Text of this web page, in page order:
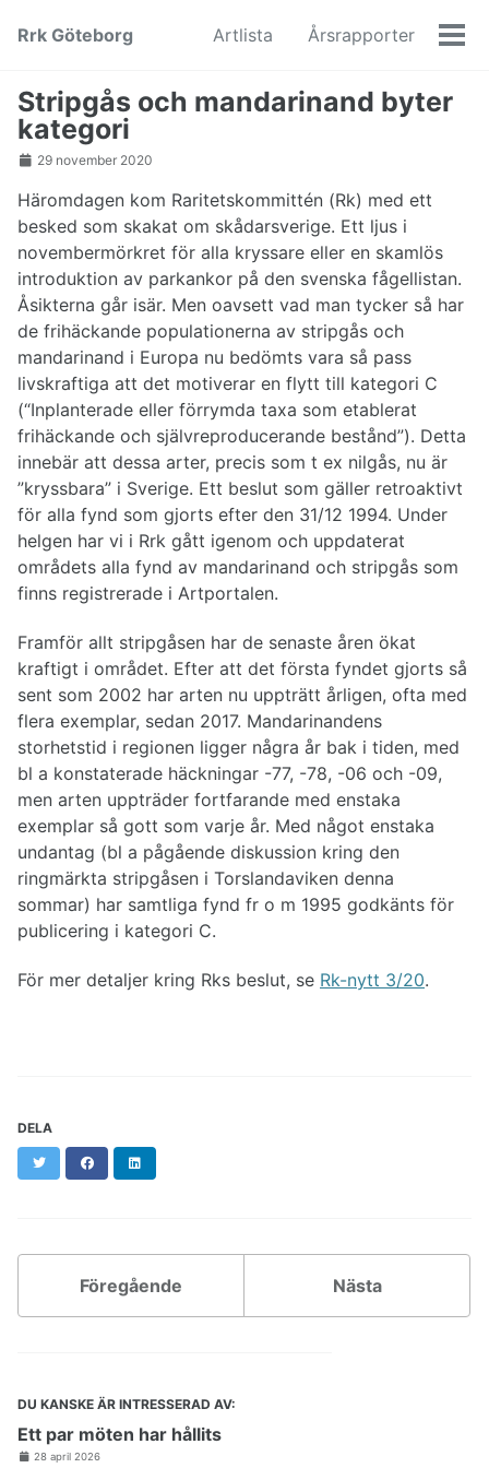
navigation
Rrk Göteborg Artlista Årsrapporter
Stripgås och mandarinand byter
kategori
29 november 2020
Häromdagen kom Raritetskommittén (Rk) med ett
besked som skakat om skådarsverige. Ett ljus i
novembermörkret för alla kryssare eller en skamlös
introduktion av parkankor på den svenska fågellistan.
Åsikterna går isär. Men oavsett vad man tycker så har
de frihäckande populationerna av stripgås och
mandarinand i Europa nu bedömts vara så pass
livskraftiga att det motiverar en flytt till kategori C
(“Inplanterade eller förrymda taxa som etablerat
frihäckande och självreproducerande bestånd”). Detta
innebär att dessa arter, precis som t ex nilgås, nu är
”kryssbara” i Sverige. Ett beslut som gäller retroaktivt
för alla fynd som gjorts efter den 31/12 1994. Under
helgen har vi i Rrk gått igenom och uppdaterat
områdets alla fynd av mandarinand och stripgås som
finns registrerade i Artportalen.
Framför allt stripgåsen har de senaste åren ökat
kraftigt i området. Efter att det första fyndet gjorts så
sent som 2002 har arten nu uppträtt årligen, ofta med
flera exemplar, sedan 2017. Mandarinandens
storhetstid i regionen ligger några år bak i tiden, med
bl a konstaterade häckningar -77, -78, -06 och -09,
men arten uppträder fortfarande med enstaka
exemplar så gott som varje år. Med något enstaka
undantag (bl a pågående diskussion kring den
ringmärkta stripgåsen i Torslandaviken denna
sommar) har samtliga fynd fr o m 1995 godkänts för
publicering i kategori C.
För mer detaljer kring Rks beslut, se Rk-nytt 3/20.
DELA
Twitter Facebook
Föregående Nästa
DU KANSKE ÄR INTRESSERAD AV:
Ett par möten har hållits
28 april 2026